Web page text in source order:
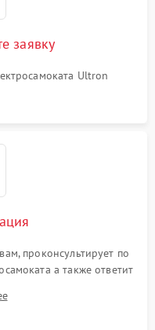
заявку
Ultron
проконсультирует по
а также ответит